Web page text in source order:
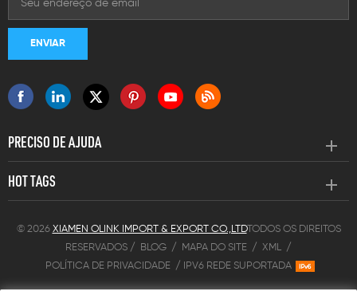
PRECISO DE AJUDA
HOT TAGS
© 2026 XIAMEN OLINK IMPORT & EXPORT CO.,LTDTODOS OS DIREITOS
RESERVADOS /
BLOG / MAPA DO SITE / XML /
POLÍTICA DE PRIVACIDADE / IPV6 REDE SUPORTADA